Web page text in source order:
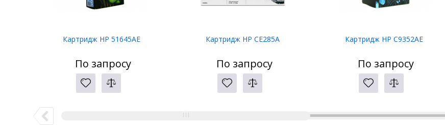
Картридж HP 51645AE
По запросу
Картридж HP CE285A
По запросу
Картридж HP C9352AE
По запросу